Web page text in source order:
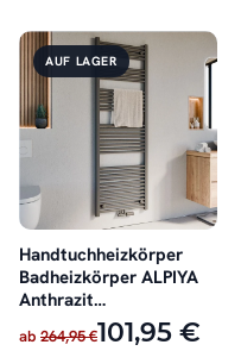
AUF LAGER
Handtuchheizkörper
Badheizkörper ALPIYA
Anthrazit
Mittelanschluss
ab 264,95 €101,95 €